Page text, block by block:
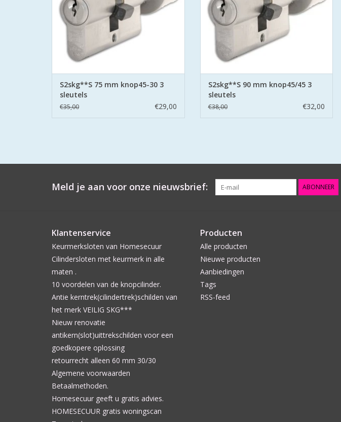
S2skg**S 75 mm knop45-30 3
sleutels
€35,00 €29,00
S2skg**S 90 mm knop45/45 3
sleutels
€38,00 €32,00
Meld je aan voor onze nieuwsbrief: ABONNEER
Klantenservice
Keurmerksloten van Homesecuur
Cilindersloten met keurmerk in alle
maten .
10 voordelen van de knopcilinder.
Antie kerntrek(cilindertrek)schilden van
het merk VEILIG SKG***
Nieuw renovatie
antikern(slot)uittrekschilden voor een
goedkopere oplossing
retourrecht alleen 60 mm 30/30
Algemene voorwaarden
Betaalmethoden.
Homesecuur geeft u gratis advies.
HOMESECUUR gratis woningscan
Producten
Alle producten
Nieuwe producten
Aanbiedingen
Tags
RSS-feed